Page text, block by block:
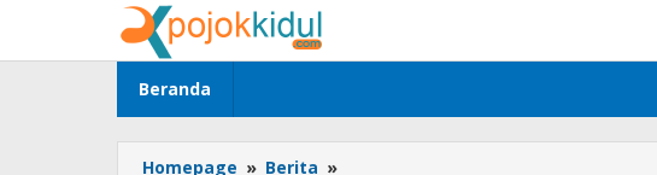
konten
Beranda
Homepage » Berita »